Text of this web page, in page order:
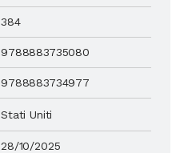
384
9788883735080
9788883734977
Stati Uniti
28/10/2025